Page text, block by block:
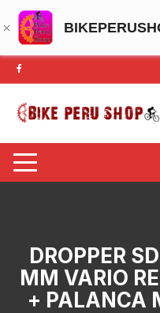
Saltar
al
contenido
DROPPER
MM VARIO
+ PALANCA